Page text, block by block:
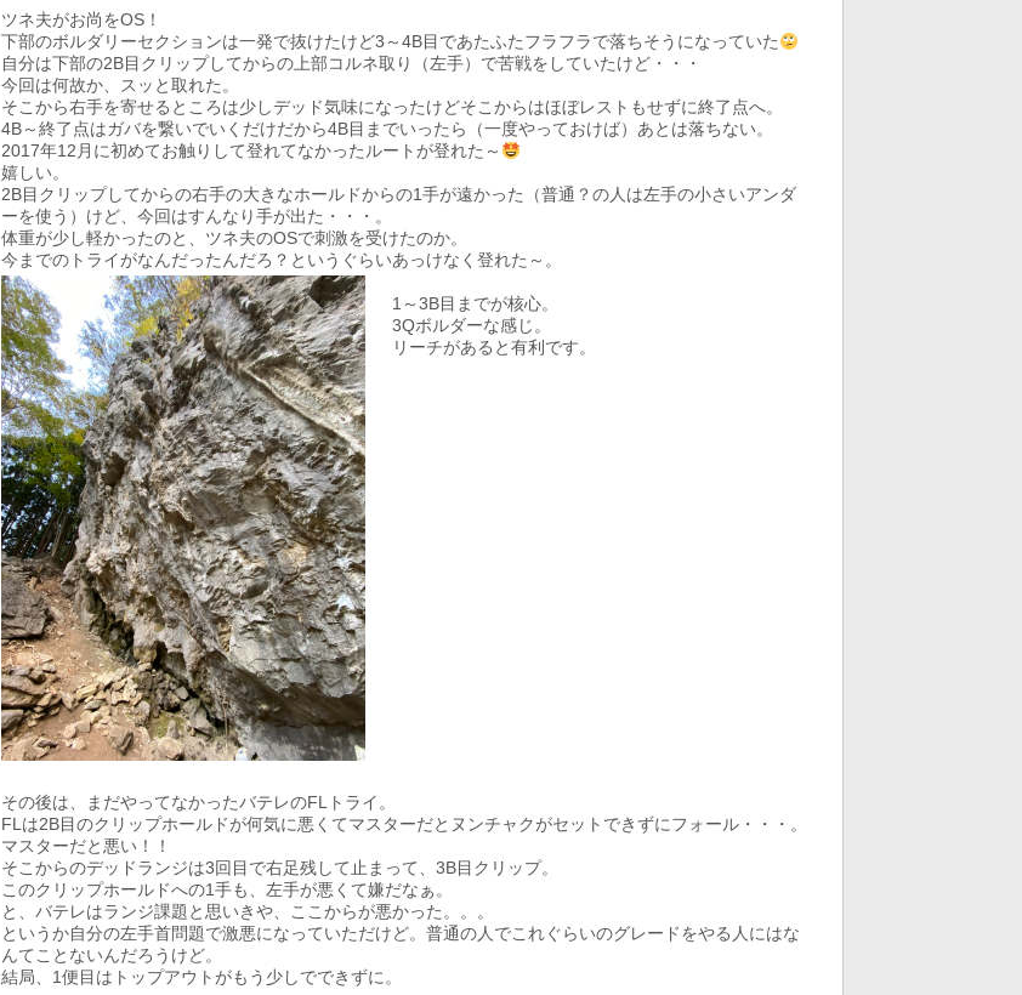
ツネ夫がお尚をOS！
下部のボルダリーセクションは一発で抜けたけど3～4B目であたふたフラフラで落ちそうになっていた
自分は下部の2B目クリップしてからの上部コルネ取り（左手）で苦戦をしていたけど・・・
今回は何故か、スッと取れた。
そこから右手を寄せるところは少しデッド気味になったけどそこからはほぼレストもせずに終了点へ。
4B～終了点はガバを繋いでいくだけだから4B目までいったら（一度やっておけば）あとは落ちない。
2017年12月に初めてお触りして登れてなかったルートが登れた～
嬉しい。
2B目クリップしてからの右手の大きなホールドからの1手が遠かった（普通？の人は左手の小さいアンダ
ーを使う）けど、今回はすんなり手が出た・・・。
体重が少し軽かったのと、ツネ夫のOSで刺激を受けたのか。
今までのトライがなんだったんだろ？というぐらいあっけなく登れた～。
1～3B目までが核心。
3Qボルダーな感じ。
リーチがあると有利です。
その後は、まだやってなかったバテレのFLトライ。
FLは2B目のクリップホールドが何気に悪くてマスターだとヌンチャクがセットできずにフォール・・・。
マスターだと悪い！！
そこからのデッドランジは3回目で右足残して止まって、3B目クリップ。
このクリップホールドへの1手も、左手が悪くて嫌だなぁ。
と、バテレはランジ課題と思いきや、ここからが悪かった。。。
というか自分の左手首問題で激悪になっていただけど。普通の人でこれぐらいのグレードをやる人にはな
んてことないんだろうけど。
結局、1便目はトップアウトがもう少しでできずに。